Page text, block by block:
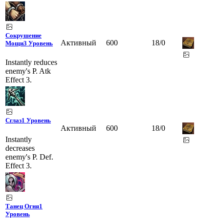
Сокрушение
Мощи3 Уровень
Instantly reduces
enemy's P. Atk
Effect 3.
Активный 600 18/0
Сглаз1 Уровень
Instantly
decreases
enemy's P. Def.
Effect 3.
Активный 600 18/0
Танец Огня1
Уровень